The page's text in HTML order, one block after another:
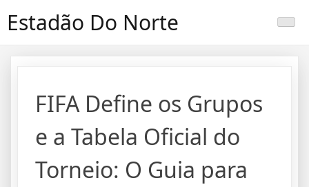
Estadão Do Norte
FIFA Define os Grupos
e a Tabela Oficial do
Torneio: O Guia para